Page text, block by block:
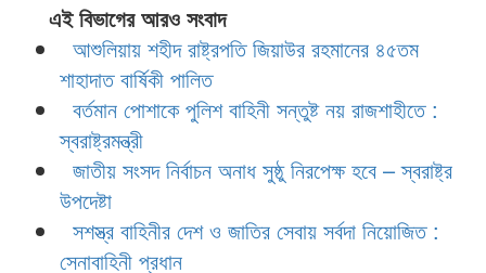
এই বিভাগের আরও সংবাদ
আশুলিয়ায় শহীদ রাষ্ট্রপতি জিয়াউর রহমানের ৪৫তম
শাহাদাত বার্ষিকী পালিত
বর্তমান পোশাকে পুলিশ বাহিনী সন্তুষ্ট নয় রাজশাহীতে :
স্বরাষ্ট্রমন্ত্রী
জাতীয় সংসদ নির্বাচন অনাধ সুষ্ঠু নিরপেক্ষ হবে – স্বরাষ্ট্র
উপদেষ্টা
সশস্ত্র বাহিনীর দেশ ও জাতির সেবায় সর্বদা নিয়োজিত :
সেনাবাহিনী প্রধান